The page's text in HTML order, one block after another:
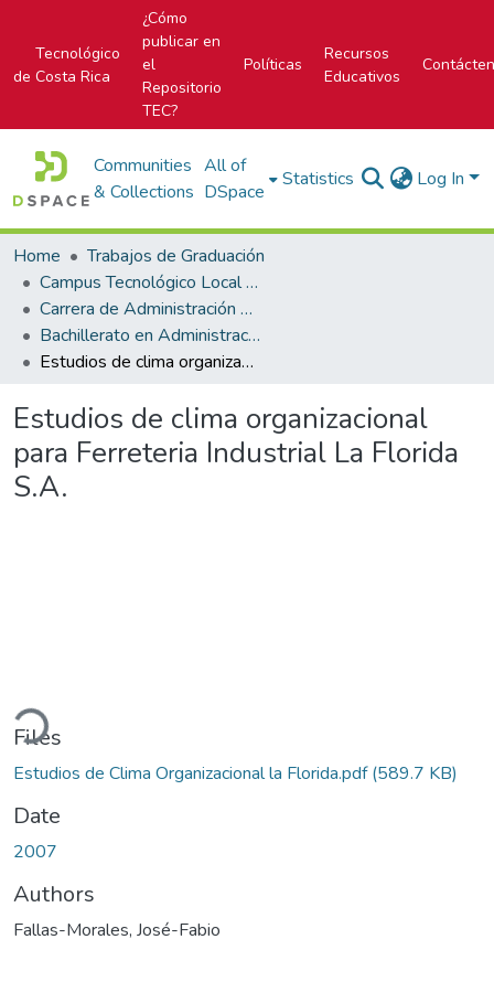
Tecnológico
de Costa Rica
¿Cómo
publicar en
el
Repositorio
TEC?
Políticas
Recursos
Educativos
Communities
& Collections
All of
DSpace
Statistics Log In
Home
Trabajos de Graduación
Campus Tecnológico Local San José
Carrera de Administración de Empresa
Bachillerato en Administración de Empresas
Estudios de clima organizacional para Ferreteria Industrial La Florida S.A.
Estudios de clima organizacional
para Ferreteria Industrial La Florida
S.A.
Loading...
Files
Estudios de Clima Organizacional la Florida.pdf(589.7 KB)
Date
2007
Authors
Fallas-Morales, José-Fabio